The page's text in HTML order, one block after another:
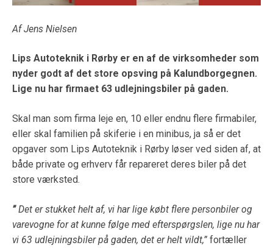
Af Jens Nielsen
Lips Autoteknik i Rørby er en af de virksomheder som
nyder godt af det store opsving på Kalundborgegnen.
Lige nu har firmaet 63 udlejningsbiler på gaden.
Skal man som firma leje en, 10 eller endnu flere firmabiler,
eller skal familien på skiferie i en minibus, ja så er det
opgaver som Lips Autoteknik i Rørby løser ved siden af, at
både private og erhverv får repareret deres biler på det
store værksted.
”Det er stukket helt af, vi har lige købt flere personbiler og
varevogne for at kunne følge med efterspørgslen, lige nu har
vi 63 udlejningsbiler på gaden, det er helt vildt,” fortæller